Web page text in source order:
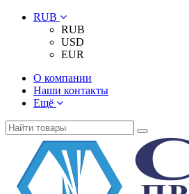
RUB
RUB
USD
EUR
О компании
Наши контакты
Ещё